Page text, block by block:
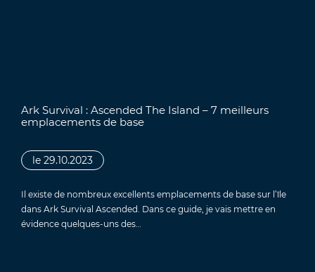
Ark Survival : Ascended The Island – 7 meilleurs
emplacements de base
le 29.10.2023
Il existe de nombreux excellents emplacements de base sur l’île
dans Ark Survival Ascended. Dans ce guide, je vais mettre en
évidence quelques-uns des…